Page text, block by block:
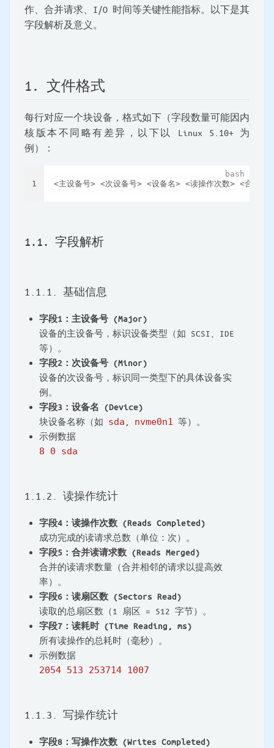
作、合并请求、I/O 时间等关键性能指标。以下是其
字段解析及意义。
1. 文件格式
每行对应一个块设备，格式如下（字段数量可能因内
核版本不同略有差异，以下以 Linux 5.10+ 为
例）：
1 <主设备号> <次设备号> <设备名> <读操作次数> <合
1.1. 字段解析
1.1.1. 基础信息
字段1：主设备号 (Major)
设备的主设备号，标识设备类型（如 SCSI、IDE
等）。
字段2：次设备号 (Minor)
设备的次设备号，标识同一类型下的具体设备实
例。
字段3：设备名 (Device)
块设备名称（如 sda nvme0n1 等）。
示例数据
8 0 sda
1.1.2. 读操作统计
字段4：读操作次数 (Reads Completed)
成功完成的读请求总数（单位：次）。
字段5：合并读请求数 (Reads Merged)
合并的读请求数量（合并相邻的请求以提高效
率）。
字段6：读扇区数 (Sectors Read)
读取的总扇区数（1 扇区 = 512 字节）。
字段7：读耗时 (Time Reading, ms)
所有读操作的总耗时（毫秒）。
示例数据
2054 513 253714 1007
1.1.3. 写操作统计
字段8：写操作次数 (Writes Completed)